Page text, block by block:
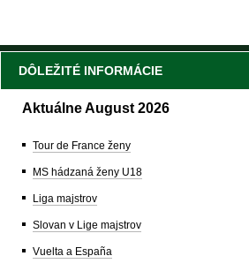
DÔLEŽITÉ INFORMÁCIE
Aktuálne August 2026
Tour de France ženy
MS hádzaná ženy U18
Liga majstrov
Slovan v Lige majstrov
Vuelta a España